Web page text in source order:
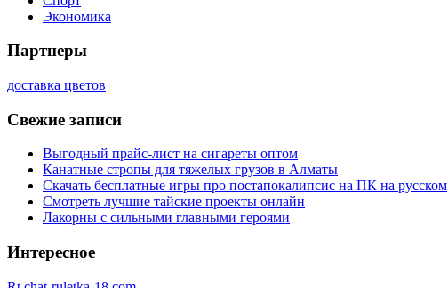
Экономика
Партнеры
доставка цветов
Свежие записи
Выгодный прайс-лист на сигареты оптом
Канатные стропы для тяжелых грузов в Алматы
Скачать бесплатные игры про постапокалипсис на ПК на русском
Смотреть лучшие тайские проекты онлайн
Лакорны с сильными главными героями
Интересное